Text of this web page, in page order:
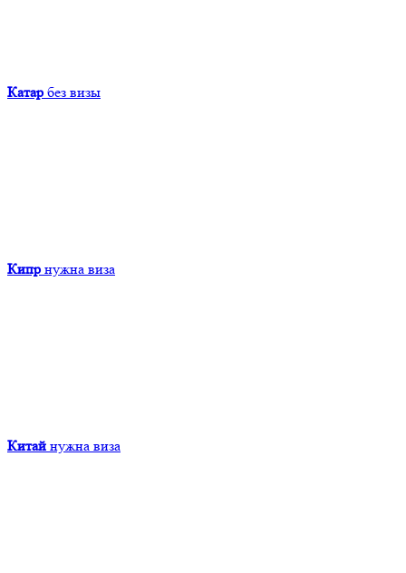
Катар без визы
Кипр нужна виза
Китай нужна виза